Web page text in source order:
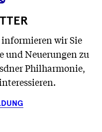
wir Sie
und Neuerungen zu
Philharmonie,